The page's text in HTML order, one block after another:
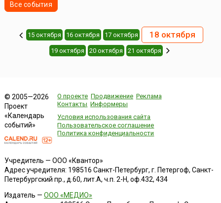
Все события
15 октября 16 октября 17 октября 18 октября
19 октября 20 октября 21 октября
© 2005—2026
Проект
«Календарь
событий»
О проекте Продвижение Реклама
Контакты Информеры
Условия использования сайта
Пользовательское соглашение
Политика конфиденциальности
Учредитель — ООО «Квантор»
Адрес учредителя: 198516 Санкт-Петербург, г. Петергоф, Санкт-
Петербургский пр., д.60, лит.А, ч.п. 2-Н, оф.432, 434
Издатель — ООО «МЕДИО»